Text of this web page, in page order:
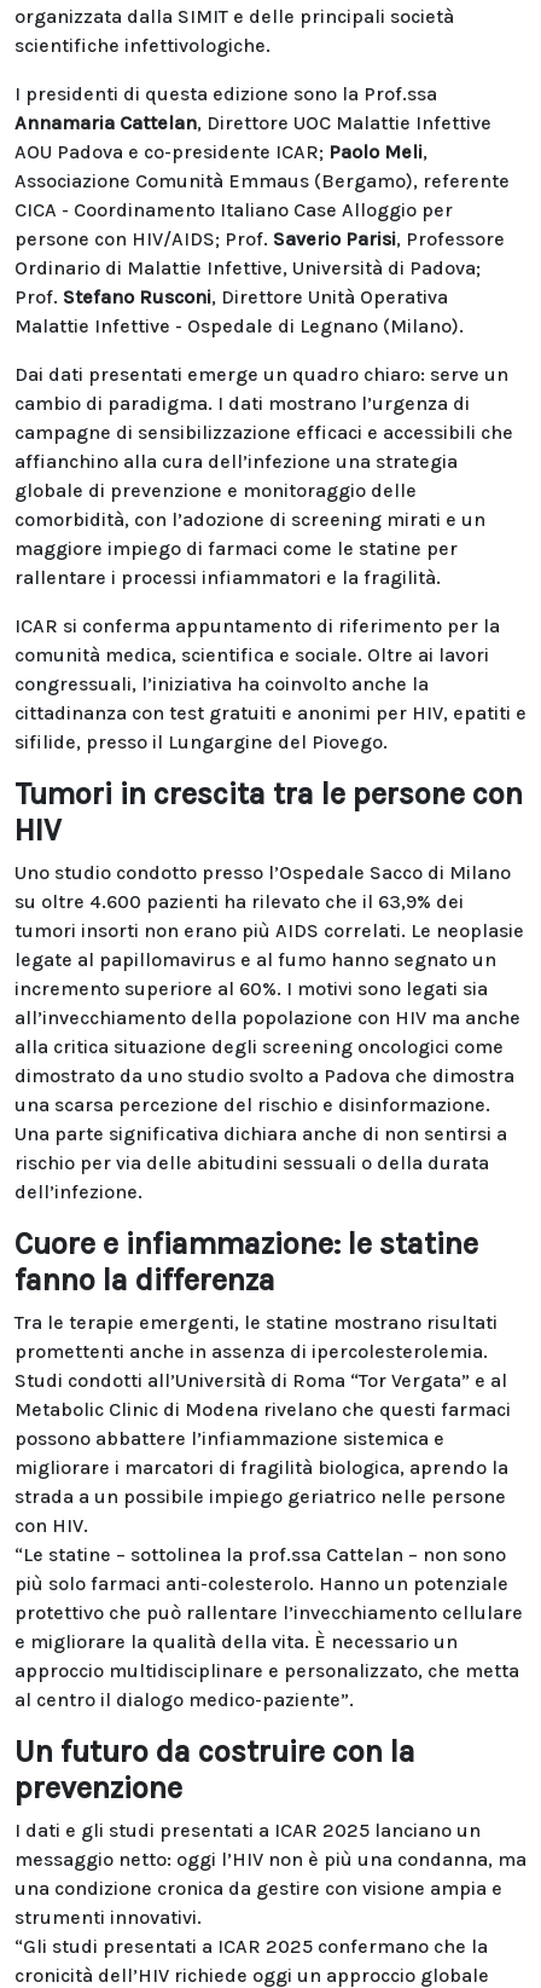
organizzata dalla SIMIT e delle principali società
scientifiche infettivologiche.
I presidenti di questa edizione sono la Prof.ssa
Annamaria Cattelan, Direttore UOC Malattie Infettive
AOU Padova e co-presidente ICAR; Paolo Meli,
Associazione Comunità Emmaus (Bergamo), referente
CICA - Coordinamento Italiano Case Alloggio per
persone con HIV/AIDS; Prof. Saverio Parisi, Professore
Ordinario di Malattie Infettive, Università di Padova;
Prof. Stefano Rusconi, Direttore Unità Operativa
Malattie Infettive - Ospedale di Legnano (Milano).
Dai dati presentati emerge un quadro chiaro: serve un
cambio di paradigma. I dati mostrano l’urgenza di
campagne di sensibilizzazione efficaci e accessibili che
affianchino alla cura dell’infezione una strategia
globale di prevenzione e monitoraggio delle
comorbidità, con l’adozione di screening mirati e un
maggiore impiego di farmaci come le statine per
rallentare i processi infiammatori e la fragilità.
ICAR si conferma appuntamento di riferimento per la
comunità medica, scientifica e sociale. Oltre ai lavori
congressuali, l’iniziativa ha coinvolto anche la
cittadinanza con test gratuiti e anonimi per HIV, epatiti e
sifilide, presso il Lungargine del Piovego.
Tumori in crescita tra le persone con
HIV
Uno studio condotto presso l’Ospedale Sacco di Milano
su oltre 4.600 pazienti ha rilevato che il 63,9% dei
tumori insorti non erano più AIDS correlati. Le neoplasie
legate al papillomavirus e al fumo hanno segnato un
incremento superiore al 60%. I motivi sono legati sia
all’invecchiamento della popolazione con HIV ma anche
alla critica situazione degli screening oncologici come
dimostrato da uno studio svolto a Padova che dimostra
una scarsa percezione del rischio e disinformazione.
Una parte significativa dichiara anche di non sentirsi a
rischio per via delle abitudini sessuali o della durata
dell’infezione.
Cuore e infiammazione: le statine
fanno la differenza
Tra le terapie emergenti, le statine mostrano risultati
promettenti anche in assenza di ipercolesterolemia.
Studi condotti all’Università di Roma “Tor Vergata” e al
Metabolic Clinic di Modena rivelano che questi farmaci
possono abbattere l’infiammazione sistemica e
migliorare i marcatori di fragilità biologica, aprendo la
strada a un possibile impiego geriatrico nelle persone
con HIV.
“Le statine – sottolinea la prof.ssa Cattelan – non sono
più solo farmaci anti-colesterolo. Hanno un potenziale
protettivo che può rallentare l’invecchiamento cellulare
e migliorare la qualità della vita. È necessario un
approccio multidisciplinare e personalizzato, che metta
al centro il dialogo medico-paziente”.
Un futuro da costruire con la
prevenzione
I dati e gli studi presentati a ICAR 2025 lanciano un
messaggio netto: oggi l’HIV non è più una condanna, ma
una condizione cronica da gestire con visione ampia e
strumenti innovativi.
“Gli studi presentati a ICAR 2025 confermano che la
cronicità dell’HIV richiede oggi un approccio globale